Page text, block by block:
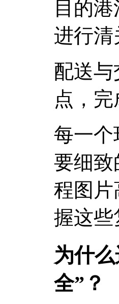
目的
进行清
配送
点，完
每一个
要细致
程图片
握这些
为什
全”？